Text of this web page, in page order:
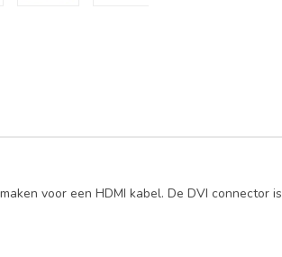
voor een HDMI kabel. De DVI